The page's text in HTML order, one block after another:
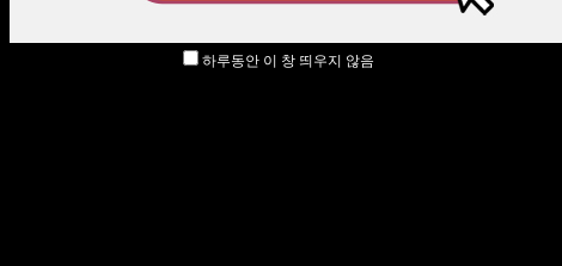
하루동안 이 창 띄우지 않음